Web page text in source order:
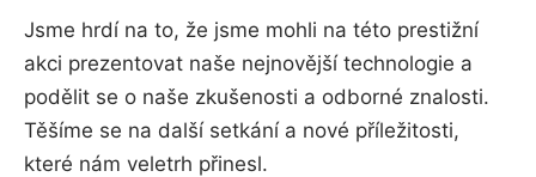
Jsme hrdí na to, že jsme mohli na této prestižní
akci prezentovat naše nejnovější technologie a
podělit se o naše zkušenosti a odborné znalosti.
Těšíme se na další setkání a nové příležitosti,
které nám veletrh přinesl.